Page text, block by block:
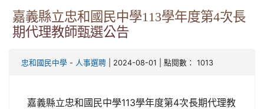
嘉義縣立忠和國民中學113學年度第4次長
期代理教師甄選公告
忠和國民中學 - 人事選聘 | 2024-08-01 | 點閱數： 1013
嘉義縣立忠和國民中學113學年度第4次長期代理教